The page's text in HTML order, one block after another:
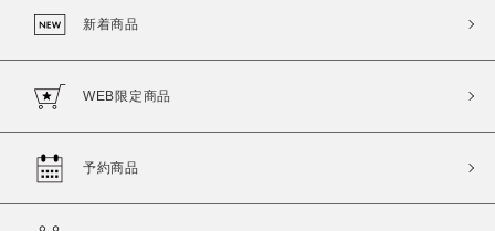
カラー
新着商品
WEB限定商品
予約商品